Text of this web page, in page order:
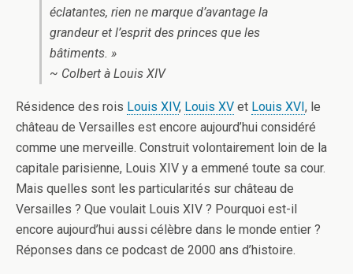
éclatantes, rien ne marque d’avantage la
grandeur et l’esprit des princes que les
bâtiments. »
~ Colbert à Louis XIV
Résidence des rois Louis XIV, Louis XV et Louis XVI, le
château de Versailles est encore aujourd’hui considéré
comme une merveille. Construit volontairement loin de la
capitale parisienne, Louis XIV y a emmené toute sa cour.
Mais quelles sont les particularités sur château de
Versailles ? Que voulait Louis XIV ? Pourquoi est-il
encore aujourd’hui aussi célèbre dans le monde entier ?
Réponses dans ce podcast de 2000 ans d’histoire.